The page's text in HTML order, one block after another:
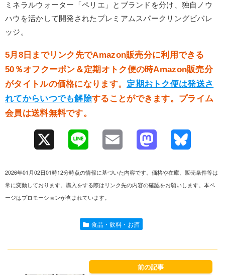
ミネラルウォーター「ペリエ」とブランドを分け、独自ノウ
ハウを活かして開発されたプレミアムスパークリングビバレ
ッジ。
5月8日までリンク先でAmazon販売分に利用できる
50％オフクーポン＆定期オトク便の時Amazon販売分
がタイトルの価格になります。 定期おトク便は発送さ
れてからいつでも解除することができます。プライム
会員は送料無料です。
e
l
o y
2026年01月02日01時12分時点の情報に基づいた内容です。価格や在庫、販売条件等は
常に変動しております。購入をする際はリンク先の内容の確認をお願いします。本ペ
ージはプロモーションが含まれています。
食品・飲料・お酒